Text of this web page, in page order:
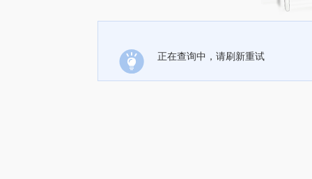
正在查询中，请刷新重试